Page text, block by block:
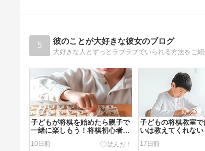
5 彼のことが大好きな彼女のブログ
大好きな人とずっとラブラブでいられる方法をご
子どもが将棋を始めたら親子で
一緒に楽しもう！将棋初心者の
10日前
子どもの将棋教室で
いは教えてくれな
こと
17日前